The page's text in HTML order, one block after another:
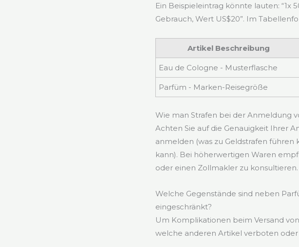
Ein Beispieleintrag könnte lauten: “1x
Gebrauch, Wert US$20”. Im
Artikel Beschreibung
Eau de Cologne - Musterflasche
Parfüm - Marken-Reisegröße
Wie man Strafen bei der Anmeldung
Achten Sie auf die Genauigkeit Ihrer
anmelden (was zu Geldstrafen
kann). Bei höherwertigen Waren
oder einen Zollmakler zu konsultieren.
Welche Gegenstände sind neben
eingeschränkt?
Um Komplikationen beim Versand
welche anderen Artikel verboten oder